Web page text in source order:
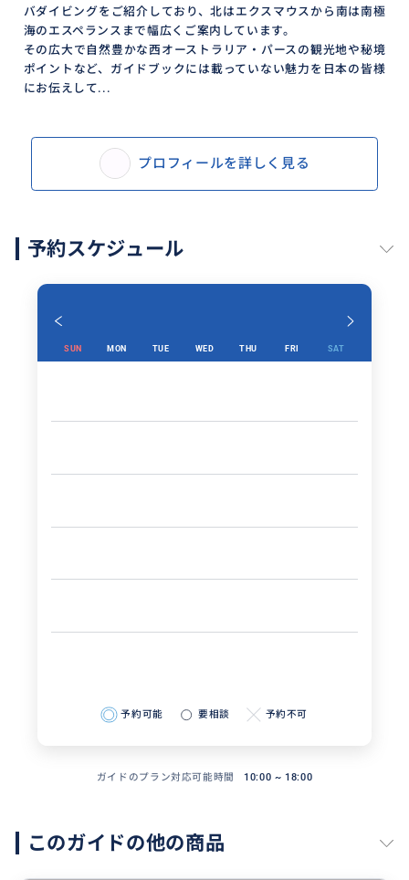
バダイビングをご紹介しており、北はエクスマウスから南は南極
海のエスペランスまで幅広くご案内しています。
その広大で自然豊かな西オーストラリア・パースの観光地や秘境
ポイントなど、ガイドブックには載っていない魅力を日本の皆様
にお伝えして...
プロフィールを詳しく見る
予約スケジュール
SUN MON TUE WED THU FRI SAT
予約可能 要相談 予約不可
ガイドのプラン対応可能時間 10:00 ~ 18:00
このガイドの他の商品